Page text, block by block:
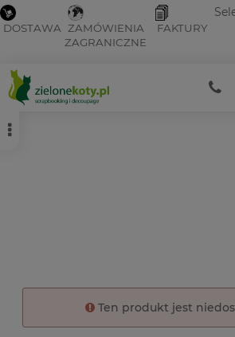
DOSTAWA ZAMÓWIENIA
ZAGRANICZNE
FAKTURY
Ten produkt jest